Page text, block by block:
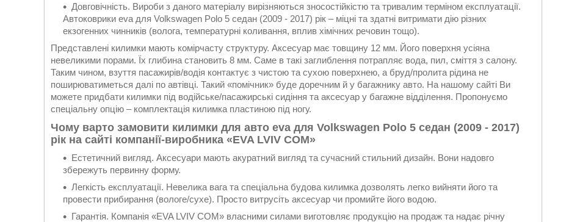
Довговічність. Вироби з даного матеріалу вирізняються зносостійкістю та тривалим терміном експлуатації.
Автоковрики eva для Volkswagen Polo 5 седан (2009 - 2017) рік – міцні та здатні витримати дію різних
екзогенних чинників (волога, температурні коливання, вплив хімічних речовин тощо).
Представлені килимки мають комірчасту структуру. Аксесуар має товщину 12 мм. Його поверхня усіяна
невеликими порами. Їх глибина становить 8 мм. Саме в такі заглиблення потрапляє вода, пил, сміття з салону.
Таким чином, взуття пасажирів/водія контактує з чистою та сухою поверхнею, а бруд/пролита рідина не
поширюватиметься далі по автівці. Такий «помічник» буде доречним й у багажнику авто. На нашому сайті Ви
можете придбати килимки під водійське/пасажирські сидіння та аксесуар у багажне відділення. Пропонуємо
спеціальну опцію – комплектація килимка пластиною під ногу.
Чому варто замовити килимки для авто eva для Volkswagen Polo 5 седан (2009 - 2017)
рік на сайті компанії-виробника «EVA LVIV COM»
Естетичний вигляд. Аксесуари мають акуратний вигляд та сучасний стильний дизайн. Вони надовго
збережуть первинну форму.
Легкість експлуатації. Невелика вага та спеціальна будова килимка дозволять легко вийняти його та
провести прибирання (вологе/сухе). Просто витрусіть аксесуар чи промийте його водою.
Гарантія. Компанія «EVA LVIV COM» власними силами виготовляє продукцію на продаж та надає річну